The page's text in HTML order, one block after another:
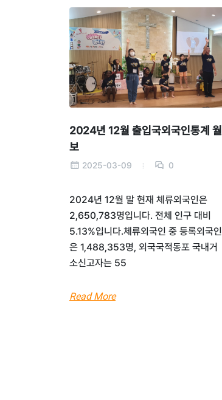
2024년 12월 출입국외국인통계 월
보
2025-03-09 0
2024년 12월 말 현재 체류외국인은
2,650,783명입니다. 전체 인구 대비
5.13%입니다.체류외국인 중 등록외국인
은 1,488,353명, 외국국적동포 국내거
소신고자는 55
Read More